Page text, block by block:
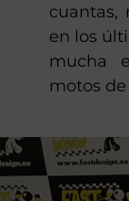
cuantas,
en los
mucha
motos